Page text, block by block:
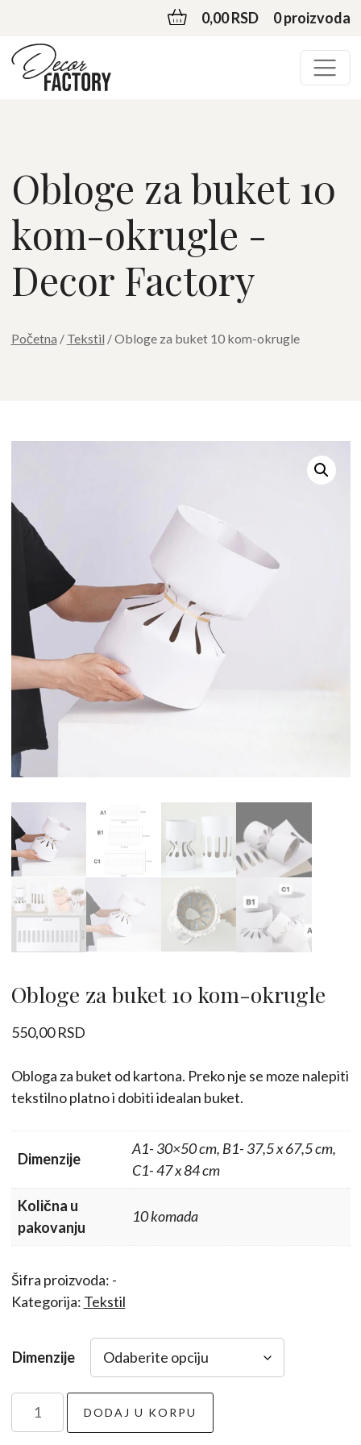
0,00 RSD 0 proizvoda
Obloge za buket 10
kom-okrugle -
Decor Factory
Početna / Tekstil / Obloge za buket 10 kom-okrugle
Obloge za buket 10 kom-okrugle
550,00RSD
Obloga za buket od kartona. Preko nje se moze nalepiti
tekstilno platno i dobiti idealan buket.
Dimenzije
A1- 30×50 cm, B1- 37,5 x 67,5 cm,
C1- 47 x 84 cm
Količna u
pakovanju
10 komada
Šifra proizvoda: -
Kategorija: Tekstil
Dimenzije
DODAJ U KORPU